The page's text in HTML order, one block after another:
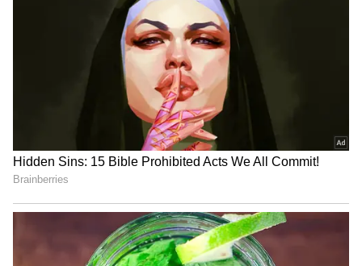
రెండో కథ
ఇక దీని వెనుక ఒక అద్భుతమైన జానపద కథ కూడా
ప్రచారంలో ఉంది. పూర్వకాలంలో గ్రామాల్లో పంచాయితీలు
అన్నీ ఊరి మధ్యలో ఉండే రచ్చబండ దగ్గరే జరిగేవి.